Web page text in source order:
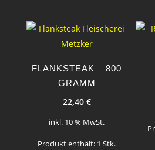
FLANKSTEAK – 800
GRAMM
22,40 €
inkl. 10 % MwSt.
Produkt enthält: 1Stk.